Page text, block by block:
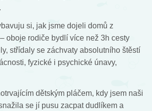
si, jak jsme dojeli domů z
oboje rodiče bydlí více než 3h cesty
střídaly se záchvaty absolutního štěstí
fyzické i psychické únavy,
dětským pláčem, kdy jsem naši
se jí pusu zacpat dudlíkem a